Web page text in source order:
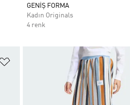
GENİŞ FORMA
Kadın Originals
4 renk
Favori Listesine Ekle